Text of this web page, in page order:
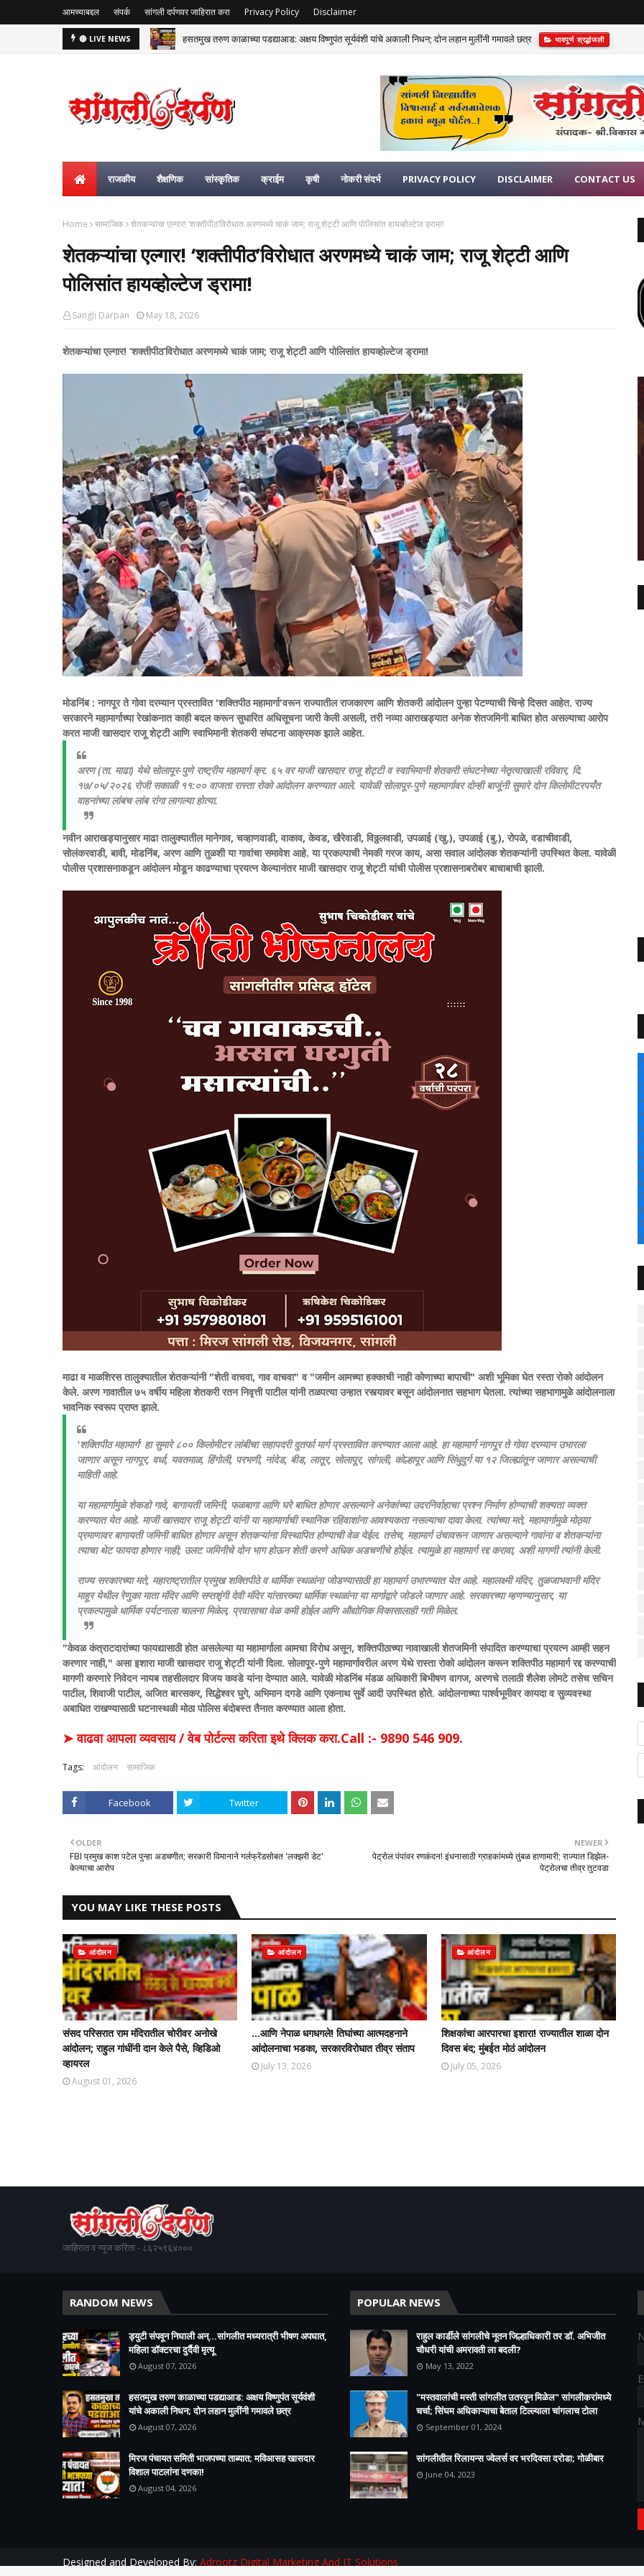
आमच्याबद्दल संपर्क सांगली दर्पणवर जाहिरात करा Privacy Policy Disclaimer
🔴 LIVE NEWS हसतमुख तरुण काळाच्या पडद्याआड: अक्षय विष्णुपंत सूर्यवंशी यांचे अकाली निधन; दोन लहान मुलींनी गमावले छत्र भावपूर्ण श्रद्धांजली
राजकीय शैक्षणिक सांस्कृतिक क्राईम कृषी नोकरी संदर्भ PRIVACY POLICY DISCLAIMER CONTACT US
Home सामाजिक शेतकऱ्यांचा एल्गार! ‘शक्तीपीठ’विरोधात अरणमध्ये चाकं जाम; राजू शेट्टी आणि पोलिसांत हायव्होल्टेज ड्रामा!
शेतकऱ्यांचा एल्गार! ‘शक्तीपीठ’विरोधात अरणमध्ये चाकं जाम; राजू शेट्टी आणि
पोलिसांत हायव्होल्टेज ड्रामा!
Sangli Darpan May 18, 2026
शेतकऱ्यांचा एल्गार! ‘शक्तीपीठ’विरोधात अरणमध्ये चाकं जाम; राजू शेट्टी आणि पोलिसांत हायव्होल्टेज ड्रामा!
मोडनिंब : नागपूर ते गोवा दरम्यान प्रस्तावित 'शक्तिपीठ महामार्गा'वरून राज्यातील राजकारण आणि शेतकरी आंदोलन पुन्हा पेटण्याची चिन्हे दिसत आहेत. राज्य
सरकारने महामार्गाच्या रेखांकनात काही बदल करून सुधारित अधिसूचना जारी केली असली, तरी नव्या आराखड्यात अनेक शेतजमिनी बाधित होत असल्याचा आरोप
करत माजी खासदार राजू शेट्टी आणि स्वाभिमानी शेतकरी संघटना आक्रमक झाले आहेत.
अरण (ता. माढा) येथे सोलापूर-पुणे राष्ट्रीय महामार्ग क्र. ६५ वर माजी खासदार राजू शेट्टी व स्वाभिमानी शेतकरी संघटनेच्या नेतृत्वाखाली रविवार, दि.
१७/०५/२०२६ रोजी सकाळी ११:०० वाजता रास्ता रोको आंदोलन करण्यात आले. यावेळी सोलापूर-पुणे महामार्गावर दोन्ही बाजूंनी सुमारे दोन किलोमीटरपर्यंत
वाहनांच्या लांबच लांब रांगा लागल्या होत्या.
नवीन आराखड्यानुसार माढा तालुक्यातील मानेगाव, चव्हाणवाडी, वाकाव, केवड, खैरेवाडी, विठ्ठलवाडी, उपळाई (खु.), उपळाई (बु.), रोपळे, वडाचीवाडी,
सोलंकरवाडी, बावी, मोडनिंब, अरण आणि तुळशी या गावांचा समावेश आहे. या प्रकल्पाची नेमकी गरज काय, असा सवाल आंदोलक शेतकऱ्यांनी उपस्थित केला. यावेळी
पोलीस प्रशासनाकडून आंदोलन मोडून काढण्याचा प्रयत्न केल्यानंतर माजी खासदार राजू शेट्टी यांची पोलीस प्रशासनाबरोबर बाचाबाची झाली.
माढा व माळशिरस तालुक्यातील शेतकऱ्यांनी "शेती वाचवा, गाव वाचवा" व "जमीन आमच्या हक्काची नाही कोणाच्या बापाची" अशी भूमिका घेत रस्ता रोको आंदोलन
केले. अरण गावातील ७५ वर्षीय महिला शेतकरी रतन निवृत्ती पाटील यांनी तळपत्या उन्हात रस्त्यावर बसून आंदोलनात सहभाग घेतला. त्यांच्या सहभागामुळे आंदोलनाला
भावनिक स्वरूप प्राप्त झाले.
'शक्तिपीठ महामार्ग' हा सुमारे ८०० किलोमीटर लांबीचा सहापदरी दुतर्फा मार्ग प्रस्तावित करण्यात आला आहे. हा महामार्ग नागपूर ते गोवा दरम्यान उभारला
जाणार असून नागपूर, वर्धा, यवतमाळ, हिंगोली, परभणी, नांदेड, बीड, लातूर, सोलापूर, सांगली, कोल्हापूर आणि सिंधुदुर्ग या १२ जिल्ह्यांतून जाणार असल्याची
माहिती आहे.
या महामार्गामुळे शेकडो गावे, बागायती जमिनी, फळबागा आणि घरे बाधित होणार असल्याने अनेकांच्या उदरनिर्वाहाचा प्रश्न निर्माण होण्याची शक्यता व्यक्त
करण्यात येत आहे. माजी खासदार राजू शेट्टी यांनी या महामार्गाची स्थानिक रहिवाशांना आवश्यकता नसल्याचा दावा केला. त्यांच्या मते, महामार्गामुळे मोठ्या
प्रमाणावर बागायती जमिनी बाधित होणार असून शेतकऱ्यांना विस्थापित होण्याची वेळ येईल. तसेच, महामार्ग उंचावरून जाणार असल्याने गावांना व शेतकऱ्यांना
त्याचा थेट फायदा होणार नाही; उलट जमिनीचे दोन भाग होऊन शेती करणे अधिक अडचणीचे होईल. त्यामुळे हा महामार्ग रद्द करावा, अशी मागणी त्यांनी केली.
राज्य सरकारच्या मते, महाराष्ट्रातील प्रमुख शक्तिपीठे व धार्मिक स्थळांना जोडण्यासाठी हा महामार्ग उभारण्यात येत आहे. महालक्ष्मी मंदिर, तुळजाभवानी मंदिर
माहूर येथील रेणुका माता मंदिर आणि सप्तशृंगी देवी मंदिर यांसारख्या धार्मिक स्थळांना या मार्गाद्वारे जोडले जाणार आहे. सरकारच्या म्हणण्यानुसार, या
प्रकल्पामुळे धार्मिक पर्यटनाला चालना मिळेल, प्रवासाचा वेळ कमी होईल आणि औद्योगिक विकासालाही गती मिळेल.
"केवळ कंत्राटदारांच्या फायद्यासाठी होत असलेल्या या महामार्गाला आमचा विरोध असून, शक्तिपीठाच्या नावाखाली शेतजमिनी संपादित करण्याचा प्रयत्न आम्ही सहन
करणार नाही," असा इशारा माजी खासदार राजू शेट्टी यांनी दिला. सोलापूर-पुणे महामार्गावरील अरण येथे रास्ता रोको आंदोलन करून शक्तिपीठ महामार्ग रद्द करण्याची
मागणी करणारे निवेदन नायब तहसीलदार विजय कवडे यांना देण्यात आले. यावेळी मोडनिंब मंडळ अधिकारी बिभीषण वागज, अरणचे तलाठी शैलेश लोमटे तसेच सचिन
पाटील, शिवाजी पाटील, अजित बारसकर, सिद्धेश्वर घुगे, अभिमान दगडे आणि एकनाथ सुर्वे आदी उपस्थित होते. आंदोलनाच्या पार्श्वभूमीवर कायदा व सुव्यवस्था
अबाधित राखण्यासाठी घटनास्थळी मोठा पोलिस बंदोबस्त तैनात करण्यात आला होता.
➤ वाढवा आपला व्यवसाय / वेब पोर्टल्स करिता इथे क्लिक करा.Call :- 9890 546 909.
Tags: आंदोलन सामाजिक
Facebook Twitter
NEWER
पेट्रोल पंपांवर रणकंदन! इंधनासाठी ग्राहकांमध्ये तुंबळ हाणामारी; राज्यात डिझेल-
पेट्रोलचा तीव्र तुटवडा
OLDER
FBI प्रमुख काश पटेल पुन्हा अडचणीत; सरकारी विमानाने गर्लफ्रेंडसोबत 'लक्झरी डेट'
केल्याचा आरोप
YOU MAY LIKE THESE POSTS
आंदोलन
संसद परिसरात राम मंदिरातील चोरीवर अनोखे
आंदोलन; राहुल गांधींनी दान केले पैसे, व्हिडिओ
व्हायरल
August 01, 2026
आंदोलन
...आणि नेपाळ धगधगले! तिघांच्या आत्मदहनाने
आंदोलनाचा भडका, सरकारविरोधात तीव्र संताप
July 13, 2026
आंदोलन
शिक्षकांचा आरपारचा इशारा! राज्यातील शाळा दोन
दिवस बंद; मुंबईत मोठं आंदोलन
July 05, 2026
+
°
C
+
+
जाहिरात व न्यूज करिता - ८६२५९६४०००
RANDOM NEWS
ड्युटी संपवून निघाली अन्...सांगलीत मध्यरात्री भीषण अपघात,
महिला डॉक्टरचा दुर्दैवी मृत्यू
August 07, 2026
हसतमुख तरुण काळाच्या पडद्याआड: अक्षय विष्णुपंत सूर्यवंशी
यांचे अकाली निधन; दोन लहान मुलींनी गमावले छत्र
August 07, 2026
मिरज पंचायत समिती भाजपच्या ताब्यात; मविआसह खासदार
विशाल पाटलांना दणका!
August 04, 2026
POPULAR NEWS
राहुल कार्डीले सांगलीचे नूतन जिल्हाधिकारी तर डॉ. अभिजीत
चौधरी यांची अमरावती ला बदली?
May 13, 2022
"मस्तवालांची मस्ती सांगलीत उतरवून मिळेल" सांगलीकरांमध्ये
चर्चा; सिंघम अधिकाऱ्याचा बेताल टिल्ल्याला चांगलाच टोला
September 01, 2024
सांगलीतील रिलायन्स ज्वेलर्स वर भरदिवसा दरोडा; गोळीबार
June 04, 2023
Designed and Developed By: Adrootz Digital Marketing And IT Solutions